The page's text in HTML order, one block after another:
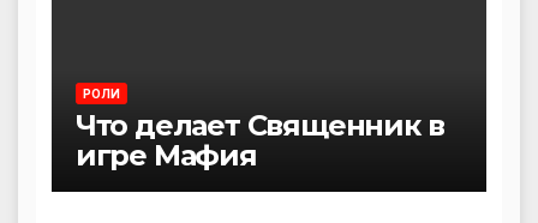
РОЛИ
Что делает Священник в
игре Мафия